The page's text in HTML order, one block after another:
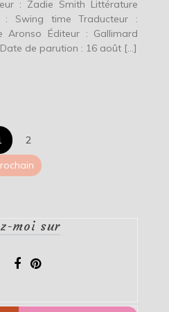
: Zadie Smith Littérature
: Swing time Traducteur :
Aronso Éditeur : Gallimard
de parution : 16 août […]
Pagination
des
2
moi sur